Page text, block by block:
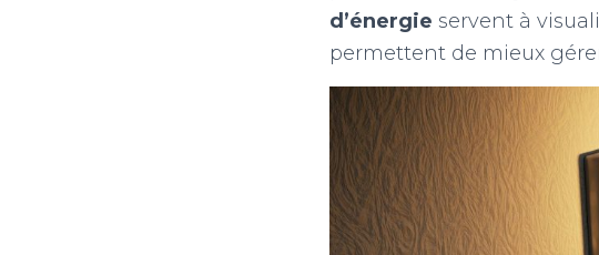
d’énergie servent à
permettent de mieux